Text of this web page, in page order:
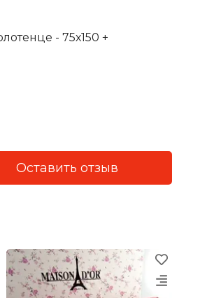
- 75х150 +
Оставить отзыв